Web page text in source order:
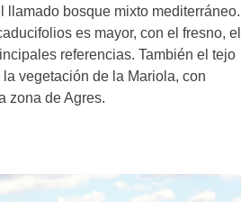
llamado bosque mixto mediterráneo.
es mayor, con el fresno, el
referencias. También el tejo
vegetación de la Mariola, con
zona de Agres.